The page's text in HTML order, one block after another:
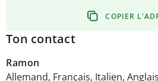
COPIER
Ton contact
Ramon
Allemand, Français, Italien, Anglais